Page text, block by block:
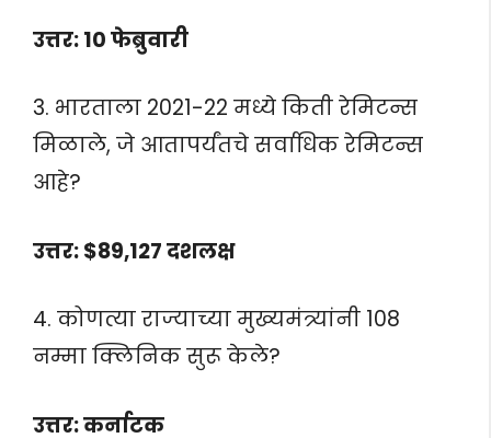
उत्तर: 10 फेब्रुवारी
3. भारताला 2021-22 मध्ये किती रेमिटन्स
मिळाले, जे आतापर्यंतचे सर्वाधिक रेमिटन्स
आहे?
उत्तर: $89,127 दशलक्ष
4. कोणत्या राज्याच्या मुख्यमंत्र्यांनी 108
नम्मा क्लिनिक सुरू केले?
उत्तर: कर्नाटक